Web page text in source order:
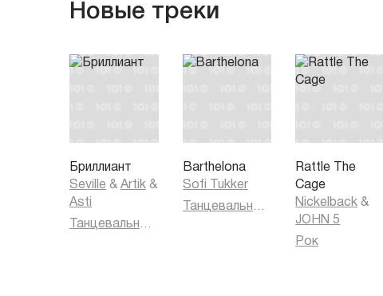
Новые треки
Бриллиант
Seville & Artik &
Asti
Танцевальная музыка
Barthelona
Sofi Tukker
Танцевальная музыка
Rattle The
Cage
Nickelback &
JOHN 5
Рок